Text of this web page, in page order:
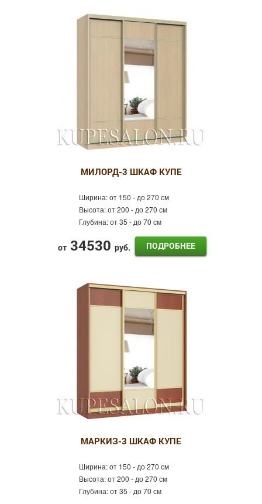
МИЛОРД-3 ШКАФ КУПЕ
Ширина:от 150 - до 270 см
Высота:от 200 - до 270 см
Глубина:от 35 - до 70 см
от 34530 руб. ПОДРОБНЕЕ
МАРКИЗ-3 ШКАФ КУПЕ
Ширина:от 150 - до 270 см
Высота:от 200 - до 270 см
Глубина:от 35 - до 70 см